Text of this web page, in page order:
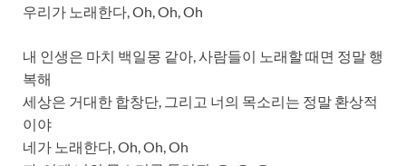
우리가 노래한다, Oh, Oh, Oh
내 인생은 마치 백일몽 같아, 사람들이 노래할 때면 정말 행
복해
세상은 거대한 합창단, 그리고 너의 목소리는 정말 환상적
이야
네가 노래한다, Oh, Oh, Oh